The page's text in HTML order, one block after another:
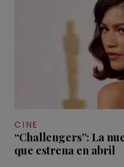
CINE
“Challengers”: La
que estrena en abril